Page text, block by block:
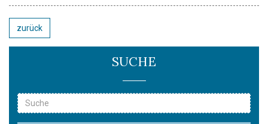
zurück
SUCHE